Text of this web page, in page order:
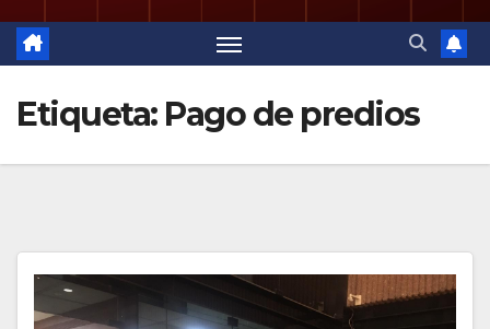
Etiqueta: Pago de predios